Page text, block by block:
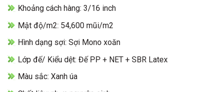
Khoảng cách hàng: 3/16 inch
Mật độ/m2: 54,600 mũi/m2
Hình dạng sợi: Sợi Mono xoăn
Lớp đế/ Kiểu dệt: Đế PP + NET + SBR Latex
Màu sắc: Xanh úa